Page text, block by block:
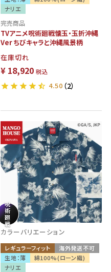
ナリエ
完売商品
TVアニメ呪術廻戦懐玉・玉折沖縄
Ver ちびキャラと沖縄風景柄
在庫切れ
¥ 18,920 税込
4.50 （2）
カラーバリエーション
レギュラーフィット
海外発送不可
生地：薄
綿100%(ローン織)
ナリエ
呪
術
廻
戦